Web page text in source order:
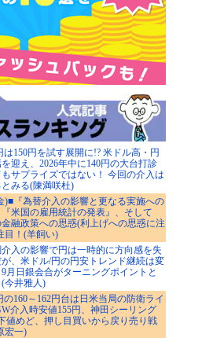
は150円を試す展開に!? 米ドル高・円
迎え、2026年中に140円の大台打診
サプライズではない！ 今回の介入は
みる(陳満咲杜)
)■『為替介入の影響と更なる実施への
米国の雇用統計の発表』、そして
金融政策への思惑(利上げへの思惑に注
目！(羊飼い)
介入の影響で円は一時的に方向感を失
、米ドル/円の円安トレンド継続は変
9月日銀会合がターニングポイントと
今井雅人)
の160～162円台は日米当局の防衛ライ
介入時安値155円、神田シーリング
値めど、押し目買いから戻り売り戦
宏一)